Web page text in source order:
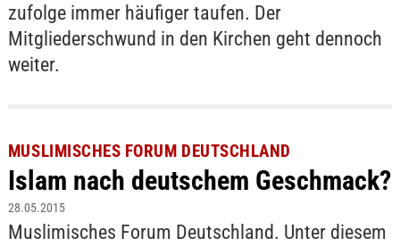
zufolge immer häufiger taufen. Der
Mitgliederschwund in den Kirchen geht dennoch
weiter.
MUSLIMISCHES FORUM DEUTSCHLAND
Islam nach deutschem Geschmack?
28.05.2015
Muslimisches Forum Deutschland. Unter diesem